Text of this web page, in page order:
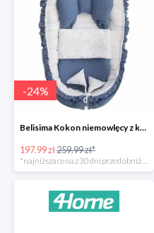
-24%
Belisima Kokon niemowlęcy z kołderką Angel Baby-23%
197.99 zł259.99 zł*